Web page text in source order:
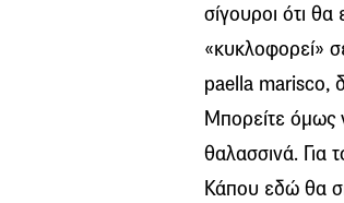
σίγουροι ότι
«κυκλοφορεί»
paella marisco,
Μπορείτε όμως
θαλασσινά. Για
Κάπου εδώ θα